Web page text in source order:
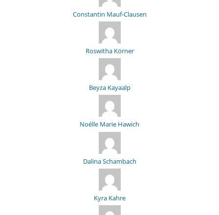
Constantin Mauf-Clausen
Roswitha Körner
Beyza Kayaalp
Noélle Marie Hawich
Dalina Schambach
Kyra Kahre